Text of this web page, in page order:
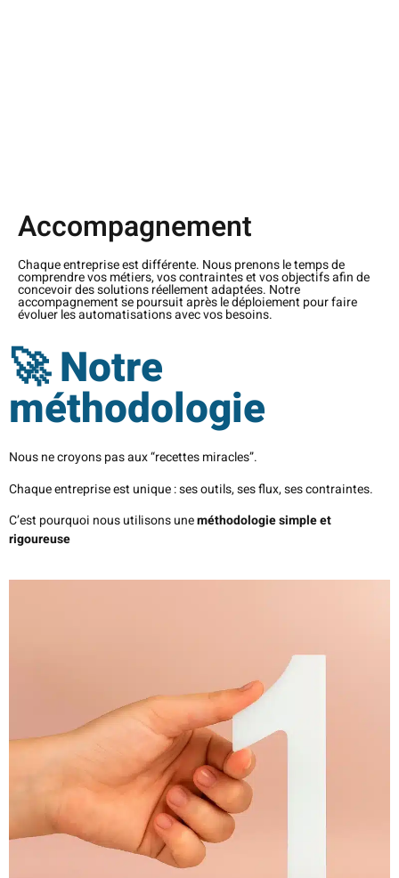
Accompagnement
Chaque entreprise est différente. Nous prenons le temps de
comprendre vos métiers, vos contraintes et vos objectifs afin de
concevoir des solutions réellement adaptées. Notre
accompagnement se poursuit après le déploiement pour faire
évoluer les automatisations avec vos besoins.
🚀 Notre
méthodologie
Nous ne croyons pas aux “recettes miracles”.
Chaque entreprise est unique : ses outils, ses flux, ses contraintes.
C’est pourquoi nous utilisons uneméthodologie simple et
rigoureuse